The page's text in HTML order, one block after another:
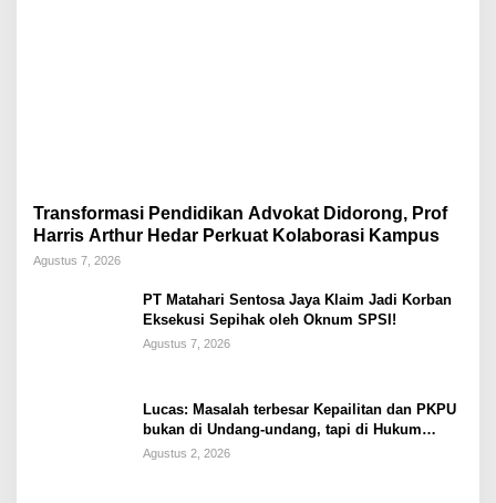
Transformasi Pendidikan Advokat Didorong, Prof
Harris Arthur Hedar Perkuat Kolaborasi Kampus
Agustus 7, 2026
PT Matahari Sentosa Jaya Klaim Jadi Korban
Eksekusi Sepihak oleh Oknum SPSI!
Agustus 7, 2026
Lucas: Masalah terbesar Kepailitan dan PKPU
bukan di Undang-undang, tapi di Hukum
Acara!!!
Agustus 2, 2026